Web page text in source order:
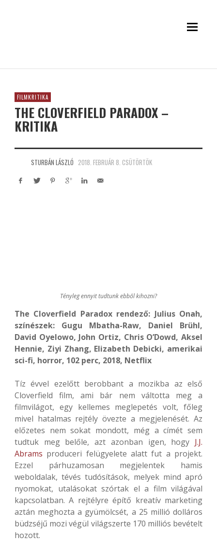
FILMKRITIKA
THE CLOVERFIELD PARADOX –
KRITIKA
STURBÁN LÁSZLÓ 2018. FEBRUÁR 8. CSÜTÖRTÖK
Tényleg ennyit tudtunk ebből kihozni?
The Cloverfield Paradox rendező: Julius Onah,
színészek: Gugu Mbatha-Raw, Daniel Brühl,
David Oyelowo, John Ortiz, Chris O’Dowd, Aksel
Hennie, Ziyi Zhang, Elizabeth Debicki, amerikai
sci-fi, horror, 102 perc, 2018, Netflix
Tíz évvel ezelőtt berobbant a mozikba az első
Cloverfield film, ami bár nem váltotta meg a
filmvilágot, egy kellemes meglepetés volt, főleg
mivel hatalmas rejtély övezte a megjelenését. Az
előzetes nem sokat mondott, még a címét sem
tudtuk meg belőle, azt azonban igen, hogy J.J.
Abrams produceri felügyelete alatt fut a projekt.
Ezzel párhuzamosan megjelentek hamis
weboldalak, tévés tudósítások, melyek mind apró
nyomokat, utalásokat szórtak el a film világával
kapcsolatban. A rejtélyre építő kreatív marketing
aztán meghozta a gyümölcsét, a 25 millió dolláros
büdzséjű mozi végül világszerte 170 milliós bevételt
hozott.